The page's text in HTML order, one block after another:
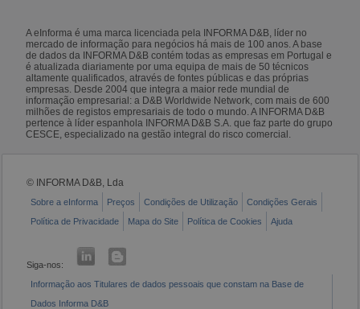
A eInforma é uma marca licenciada pela INFORMA D&B, líder no
mercado de informação para negócios há mais de 100 anos. A base
de dados da INFORMA D&B contém todas as empresas em Portugal e
é atualizada diariamente por uma equipa de mais de 50 técnicos
altamente qualificados, através de fontes públicas e das próprias
empresas. Desde 2004 que integra a maior rede mundial de
informação empresarial: a D&B Worldwide Network, com mais de 600
milhões de registos empresariais de todo o mundo. A INFORMA D&B
pertence à líder espanhola INFORMA D&B S.A. que faz parte do grupo
CESCE, especializado na gestão integral do risco comercial.
© INFORMA D&B, Lda
Sobre a eInforma Preços Condições de Utilização
Condições Gerais
Política de Privacidade
Mapa do Site Política de Cookies Ajuda
Siga-nos:
Informação aos Titulares de dados pessoais que constam na Base de
Dados Informa D&B